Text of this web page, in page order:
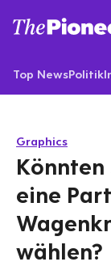
Top NewsPolitik
Graphics
Könnten
eine
wählen?